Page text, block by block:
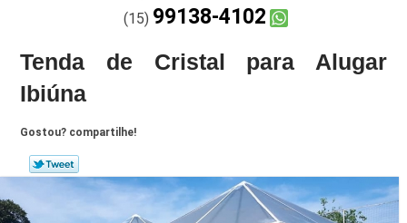
(15) 99138-4102
Tenda de Cristal para Alugar
Ibiúna
Gostou? compartilhe!